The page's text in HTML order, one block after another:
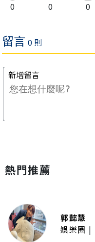
0 0 0
熱門推薦
郭懿慧
娛樂圈 |